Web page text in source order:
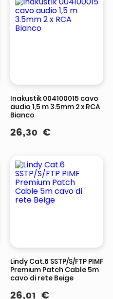
Inakustik 004100015 cavo
audio 1,5 m 3.5mm 2 x RCA
Bianco
26,30 €
Lindy Cat.6 SSTP/S/FTP PIMF
Premium Patch Cable 5m
cavo di rete Beige
01